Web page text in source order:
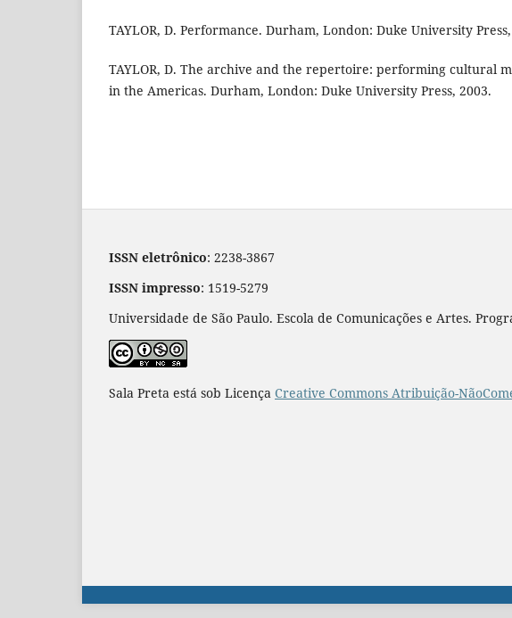
TAYLOR, D. Performance. Durham, London: Duke University
TAYLOR, D. The archive and the repertoire: performing cultural
in the Americas. Durham, London: Duke University Press, 2003.
ISSN eletrônico: 2238-3867
ISSN impresso: 1519-5279
Universidade de São Paulo. Escola de Comunicações e Artes.
Sala Preta está sob Licença Creative Commons Atribuição-